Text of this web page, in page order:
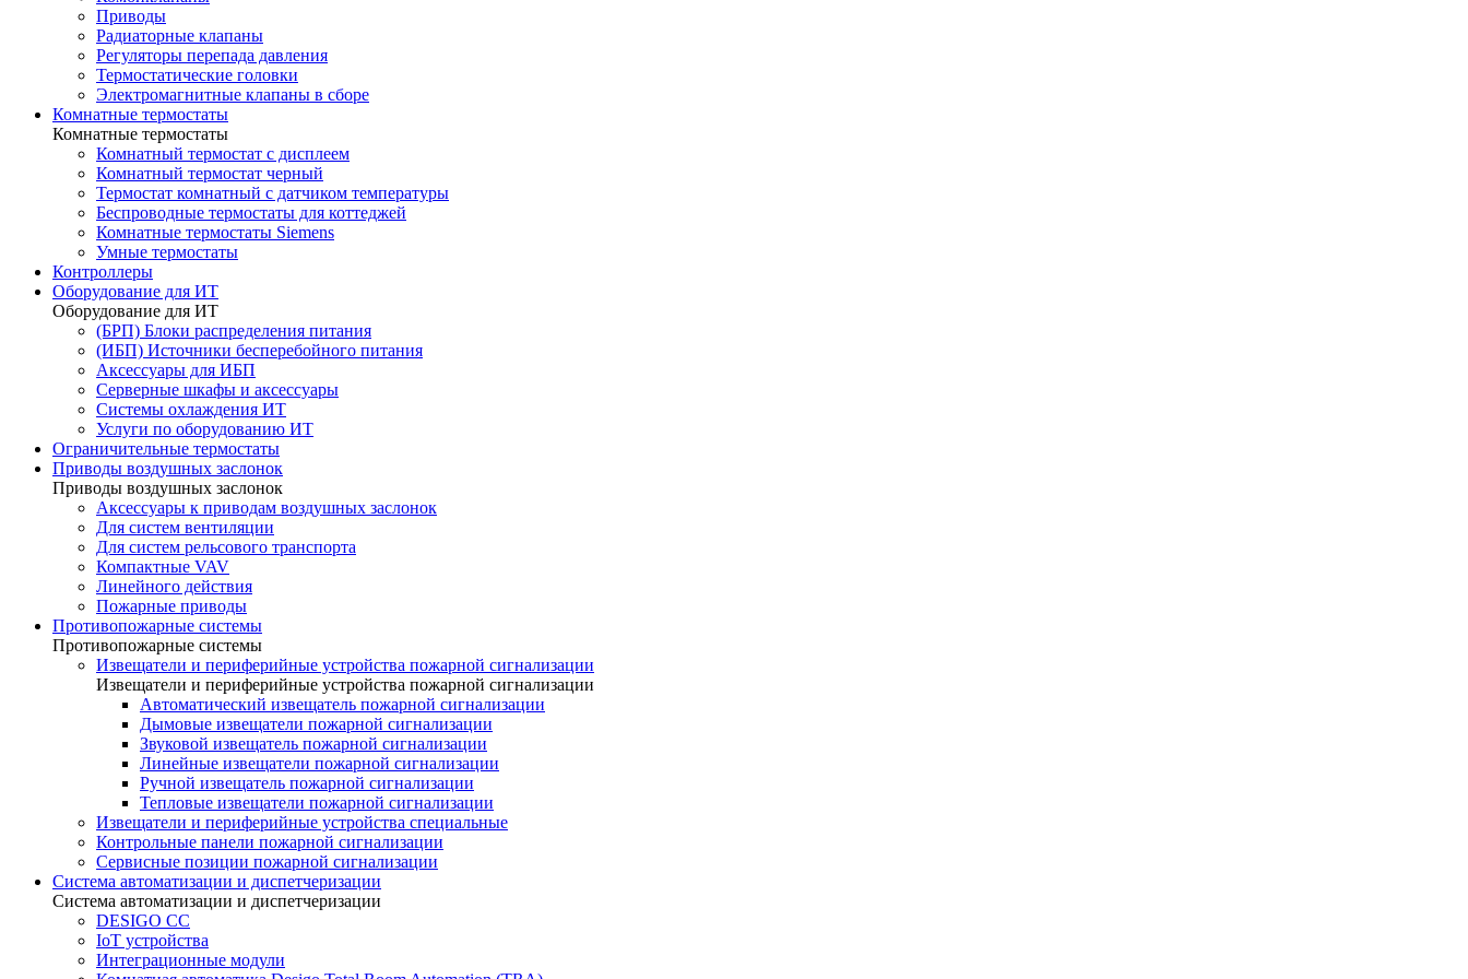
Приводы
Радиаторные клапаны
Регуляторы перепада давления
Термостатические головки
Электромагнитные клапаны в сборе
Комнатные термостаты
Комнатные термостаты
Комнатный термостат с дисплеем
Комнатный термостат черный
Термостат комнатный с датчиком температуры
Беспроводные термостаты для коттеджей
Комнатные термостаты Siemens
Умные термостаты
Контроллеры
Оборудование для ИТ
Оборудование для ИТ
(БРП) Блоки распределения питания
(ИБП) Источники бесперебойного питания
Аксессуары для ИБП
Серверные шкафы и аксессуары
Системы охлаждения ИТ
Услуги по оборудованию ИТ
Ограничительные термостаты
Приводы воздушных заслонок
Приводы воздушных заслонок
Аксессуары к приводам воздушных заслонок
Для систем вентиляции
Для систем рельсового транспорта
Компактные VAV
Линейного действия
Пожарные приводы
Противопожарные системы
Противопожарные системы
Извещатели и периферийные устройства пожарной сигнализации
Извещатели и периферийные устройства пожарной сигнализации
Автоматический извещатель пожарной сигнализации
Дымовые извещатели пожарной сигнализации
Звуковой извещатель пожарной сигнализации
Линейные извещатели пожарной сигнализации
Ручной извещатель пожарной сигнализации
Тепловые извещатели пожарной сигнализации
Извещатели и периферийные устройства специальные
Контрольные панели пожарной сигнализации
Сервисные позиции пожарной сигнализации
Система автоматизации и диспетчеризации
Система автоматизации и диспетчеризации
DESIGO CC
IoT устройства
Интеграционные модули